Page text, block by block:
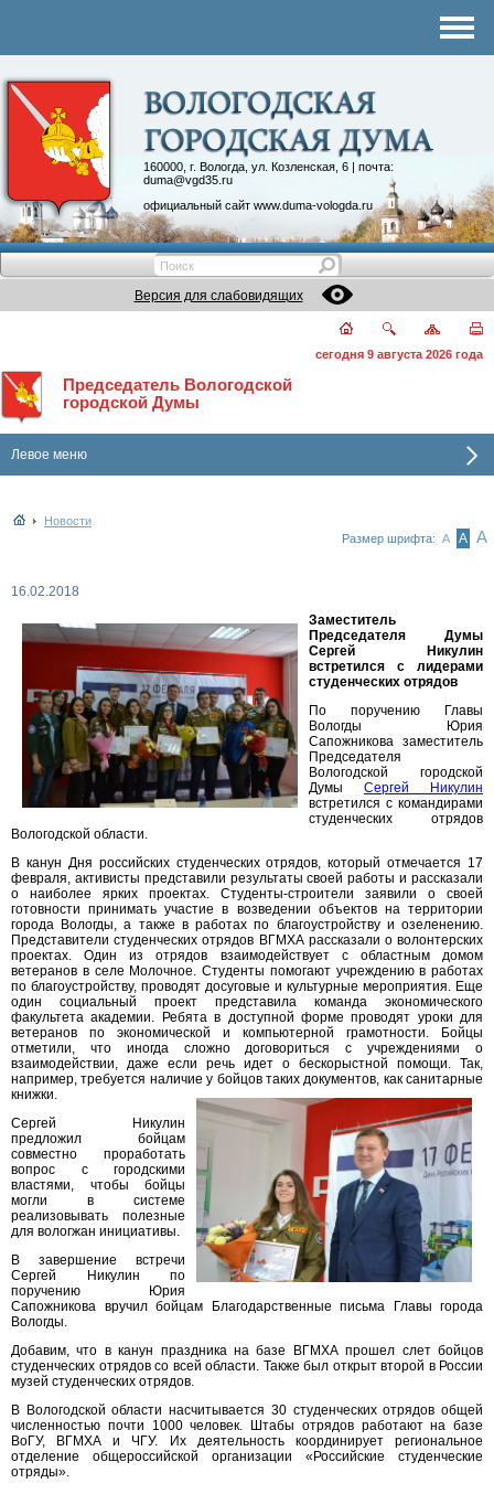
160000, г. Вологда, ул. Козленская, 6 | почта:
duma@vgd35.ru
официальный сайт www.duma-vologda.ru
Контакты
Депутатские объединения
Версия для слабовидящих
сегодня 9 августа 2026 года
Председатель Вологодской
городской Думы
Левое меню
Новости
Размер шрифта: А А А
16.02.2018
Заместитель
Председателя Думы
Сергей Никулин
встретился с лидерами
студенческих отрядов
По поручению Главы
Вологды Юрия
Сапожникова заместитель
Председателя
Вологодской городской
Думы Сергей Никулин
встретился с командирами
студенческих отрядов
Вологодской области.
В канун Дня российских студенческих отрядов, который отмечается 17
февраля, активисты представили результаты своей работы и рассказали
о наиболее ярких проектах. Студенты-строители заявили о своей
готовности принимать участие в возведении объектов на территории
города Вологды, а также в работах по благоустройству и озеленению.
Представители студенческих отрядов ВГМХА рассказали о волонтерских
проектах. Один из отрядов взаимодействует с областным домом
ветеранов в селе Молочное. Студенты помогают учреждению в работах
по благоустройству, проводят досуговые и культурные мероприятия. Еще
один социальный проект представила команда экономического
факультета академии. Ребята в доступной форме проводят уроки для
ветеранов по экономической и компьютерной грамотности. Бойцы
отметили, что иногда сложно договориться с учреждениями о
взаимодействии, даже если речь идет о бескорыстной помощи. Так,
например, требуется наличие у бойцов таких документов, как санитарные
книжки.
Сергей Никулин
предложил бойцам
совместно проработать
вопрос с городскими
властями, чтобы бойцы
могли в системе
реализовывать полезные
для вологжан инициативы.
В завершение встречи
Сергей Никулин по
поручению Юрия
Сапожникова вручил бойцам Благодарственные письма Главы города
Вологды.
Добавим, что в канун праздника на базе ВГМХА прошел слет бойцов
студенческих отрядов со всей области. Также был открыт второй в России
музей студенческих отрядов.
В Вологодской области насчитывается 30 студенческих отрядов общей
численностью почти 1000 человек. Штабы отрядов работают на базе
ВоГУ, ВГМХА и ЧГУ. Их деятельность координирует региональное
отделение общероссийской организации «Российские студенческие
отряды».